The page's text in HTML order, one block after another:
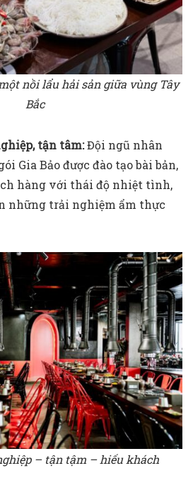
nồi lẩu hải sản giữa vùng Tây
Bắc
tận tâm:Đội ngũ nhân
Gia Bảo được đào tạo bài bản,
hàng với thái độ nhiệt tình,
những trải nghiệm ẩm thực
– tận tậm – hiếu khách